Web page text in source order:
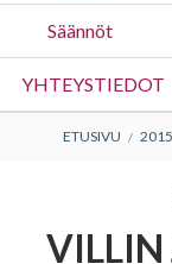
Säännöt
YHTEYSTIEDOT
ETUSIVU 2015
VILLIN